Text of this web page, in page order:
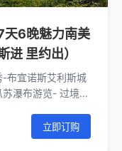
天6晚魅力南美
里约出）
布宜诺斯艾利斯城
瀑布游览- 过境入
立即订购